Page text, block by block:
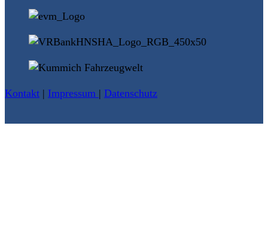
Kontakt | Impressum | Datenschutz